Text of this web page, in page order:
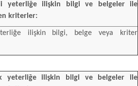
yeterliğe ilişkin bilgi ve belgeler ile
kriterler:
ilişkin bilgi, belge veya kriter
yeterliğe ilişkin bilgi ve belgeler ile